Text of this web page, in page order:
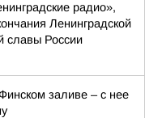
радио»,
Ленинградской
славы России
заливе – с нее